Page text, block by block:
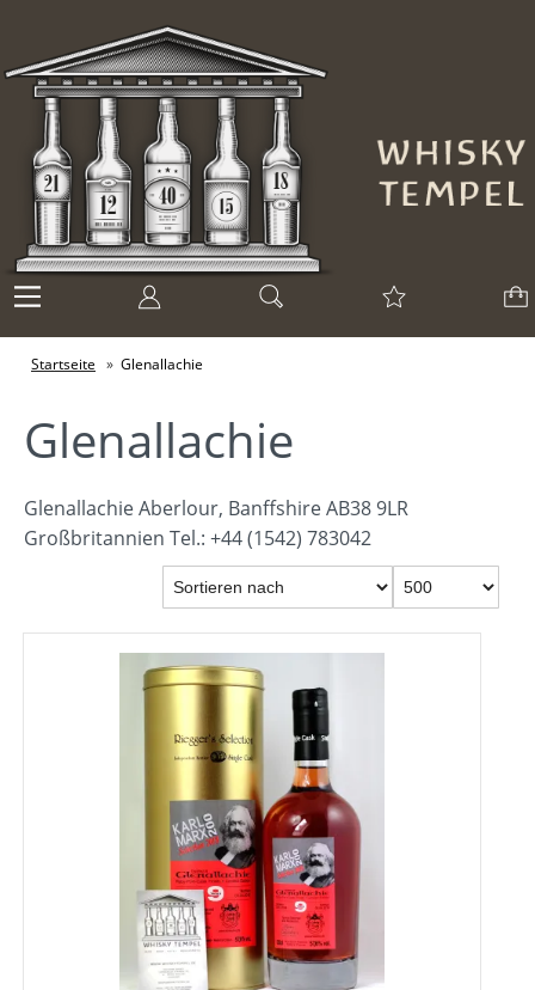
Startseite » Glenallachie
Glenallachie
Glenallachie Aberlour, Banffshire AB38 9LR
Großbritannien Tel.: +44 (1542) 783042